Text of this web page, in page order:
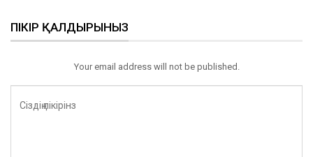
ПІКІР ҚАЛДЫРЫНЫЗ
Your email address will not be published.